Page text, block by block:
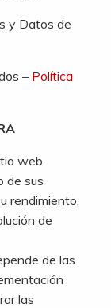
y Datos de
– Política
web
de sus
rendimiento,
de
de las
las